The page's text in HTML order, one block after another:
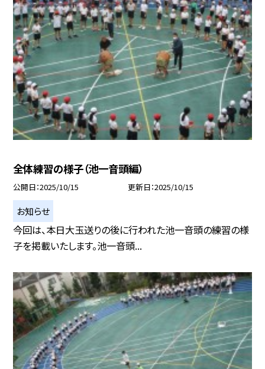
全体練習の様子（池一音頭編）
公開日 2025/10/15 更新日 2025/10/15
お知らせ
今回は、本日大玉送りの後に行われた池一音頭の練習の様
子を掲載いたします。池一音頭...